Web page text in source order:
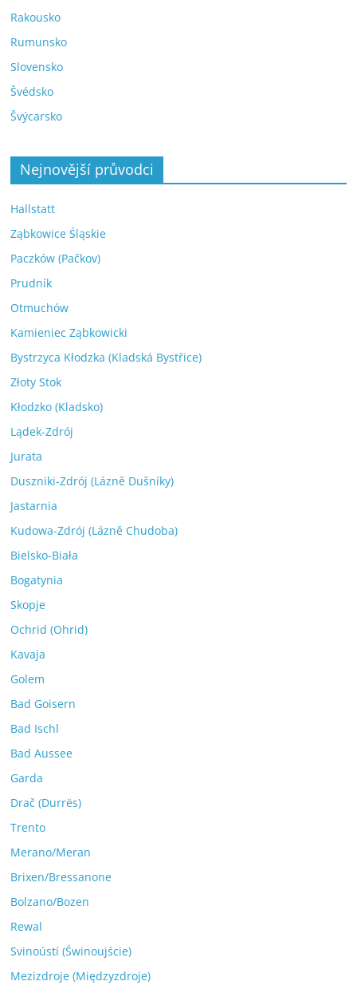
Rakousko
Rumunsko
Slovensko
Švédsko
Švýcarsko
Nejnovější průvodci
Hallstatt
Ząbkowice Śląskie
Paczków (Pačkov)
Prudník
Otmuchów
Kamieniec Ząbkowicki
Bystrzyca Kłodzka (Kladská Bystřice)
Złoty Stok
Kłodzko (Kladsko)
Lądek-Zdrój
Jurata
Duszniki-Zdrój (Lázně Dušníky)
Jastarnia
Kudowa-Zdrój (Lázně Chudoba)
Bielsko-Biała
Bogatynia
Skopje
Ochrid (Ohrid)
Kavaja
Golem
Bad Goisern
Bad Ischl
Bad Aussee
Garda
Drač (Durrës)
Trento
Merano/Meran
Brixen/Bressanone
Bolzano/Bozen
Rewal
Svinoústí (Świnoujście)
Mezizdroje (Międzyzdroje)